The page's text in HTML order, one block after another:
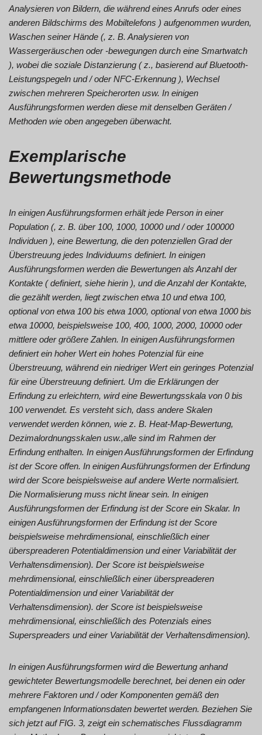
Analysieren von Bildern, die während eines Anrufs oder eines
anderen Bildschirms des Mobiltelefons ) aufgenommen wurden,
Waschen seiner Hände (, z. B. Analysieren von
Wassergeräuschen oder -bewegungen durch eine Smartwatch
), wobei die soziale Distanzierung ( z., basierend auf Bluetooth-
Leistungspegeln und / oder NFC-Erkennung ), Wechsel
zwischen mehreren Speicherorten usw. In einigen
Ausführungsformen werden diese mit denselben Geräten /
Methoden wie oben angegeben überwacht.
Exemplarische
Bewertungsmethode
In einigen Ausführungsformen erhält jede Person in einer
Population (, z. B. über 100, 1000, 10000 und / oder 100000
Individuen ), eine Bewertung, die den potenziellen Grad der
Überstreuung jedes Individuums definiert. In einigen
Ausführungsformen werden die Bewertungen als Anzahl der
Kontakte ( definiert, siehe hierin ), und die Anzahl der Kontakte,
die gezählt werden, liegt zwischen etwa 10 und etwa 100,
optional von etwa 100 bis etwa 1000, optional von etwa 1000 bis
etwa 10000, beispielsweise 100, 400, 1000, 2000, 10000 oder
mittlere oder größere Zahlen. In einigen Ausführungsformen
definiert ein hoher Wert ein hohes Potenzial für eine
Überstreuung, während ein niedriger Wert ein geringes Potenzial
für eine Überstreuung definiert. Um die Erklärungen der
Erfindung zu erleichtern, wird eine Bewertungsskala von 0 bis
100 verwendet. Es versteht sich, dass andere Skalen
verwendet werden können, wie z. B. Heat-Map-Bewertung,
Dezimalordnungsskalen usw.,alle sind im Rahmen der
Erfindung enthalten. In einigen Ausführungsformen der Erfindung
ist der Score offen. In einigen Ausführungsformen der Erfindung
wird der Score beispielsweise auf andere Werte normalisiert.
Die Normalisierung muss nicht linear sein. In einigen
Ausführungsformen der Erfindung ist der Score ein Skalar. In
einigen Ausführungsformen der Erfindung ist der Score
beispielsweise mehrdimensional, einschließlich einer
überspreaderen Potentialdimension und einer Variabilität der
Verhaltensdimension). Der Score ist beispielsweise
mehrdimensional, einschließlich einer überspreaderen
Potentialdimension und einer Variabilität der
Verhaltensdimension). der Score ist beispielsweise
mehrdimensional, einschließlich des Potenzials eines
Superspreaders und einer Variabilität der Verhaltensdimension).
In einigen Ausführungsformen wird die Bewertung anhand
gewichteter Bewertungsmodelle berechnet, bei denen ein oder
mehrere Faktoren und / oder Komponenten gemäß den
empfangenen Informationsdaten bewertet werden. Beziehen Sie
sich jetzt auf FIG. 3, zeigt ein schematisches Flussdiagramm